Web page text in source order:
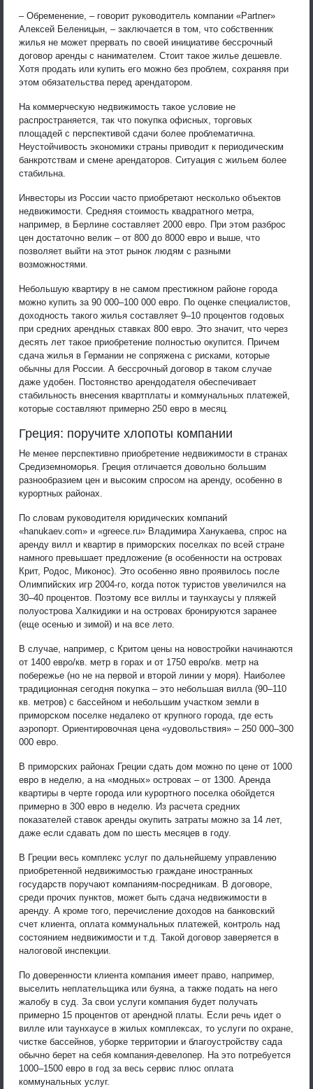
– Обременение, – говорит руководитель компании «Partner»
Алексей Беленицын, – заключается в том, что собственник
жилья не может прервать по своей инициативе бессрочный
договор аренды с нанимателем. Стоит такое жилье дешевле.
Хотя продать или купить его можно без проблем, сохраняя при
этом обязательства перед арендатором.
На коммерческую недвижимость такое условие не
распространяется, так что покупка офисных, торговых
площадей с перспективой сдачи более проблематична.
Неустойчивость экономики страны приводит к периодическим
банкротствам и смене арендаторов. Ситуация с жильем более
стабильна.
Инвесторы из России часто приобретают несколько объектов
недвижимости. Средняя стоимость квадратного метра,
например, в Берлине составляет 2000 евро. При этом разброс
цен достаточно велик – от 800 до 8000 евро и выше, что
позволяет выйти на этот рынок людям с разными
возможностями.
Небольшую квартиру в не самом престижном районе города
можно купить за 90 000–100 000 евро. По оценке специалистов,
доходность такого жилья составляет 9–10 процентов годовых
при средних арендных ставках 800 евро. Это значит, что через
десять лет такое приобретение полностью окупится. Причем
сдача жилья в Германии не сопряжена с рисками, которые
обычны для России. А бессрочный договор в таком случае
даже удобен. Постоянство арендодателя обеспечивает
стабильность внесения квартплаты и коммунальных платежей,
которые составляют примерно 250 евро в месяц.
Греция: поручите хлопоты компании
Не менее перспективно приобретение недвижимости в странах
Средиземноморья. Греция отличается довольно большим
разнообразием цен и высоким спросом на аренду, особенно в
курортных районах.
По словам руководителя юридических компаний
«hanukaev.com» и «greece.ru» Владимира Ханукаева, спрос на
аренду вилл и квартир в приморских поселках по всей стране
намного превышает предложение (в особенности на островах
Крит, Родос, Миконос). Это особенно явно проявилось после
Олимпийских игр 2004-го, когда поток туристов увеличился на
30–40 процентов. Поэтому все виллы и таунхаусы у пляжей
полуострова Халкидики и на островах бронируются заранее
(еще осенью и зимой) и на все лето.
В случае, например, с Критом цены на новостройки начинаются
от 1400 евро/кв. метр в горах и от 1750 евро/кв. метр на
побережье (но не на первой и второй линии у моря). Наиболее
традиционная сегодня покупка – это небольшая вилла (90–110
кв. метров) с бассейном и небольшим участком земли в
приморском поселке недалеко от крупного города, где есть
аэропорт. Ориентировочная цена «удовольствия» – 250 000–300
000 евро.
В приморских районах Греции сдать дом можно по цене от 1000
евро в неделю, а на «модных» островах – от 1300. Аренда
квартиры в черте города или курортного поселка обойдется
примерно в 300 евро в неделю. Из расчета средних
показателей ставок аренды окупить затраты можно за 14 лет,
даже если сдавать дом по шесть месяцев в году.
В Греции весь комплекс услуг по дальнейшему управлению
приобретенной недвижимостью граждане иностранных
государств поручают компаниям-посредникам. В договоре,
среди прочих пунктов, может быть сдача недвижимости в
аренду. А кроме того, перечисление доходов на банковский
счет клиента, оплата коммунальных платежей, контроль над
состоянием недвижимости и т.д. Такой договор заверяется в
налоговой инспекции.
По доверенности клиента компания имеет право, например,
выселить неплательщика или буяна, а также подать на него
жалобу в суд. За свои услуги компания будет получать
примерно 15 процентов от арендной платы. Если речь идет о
вилле или таунхаусе в жилых комплексах, то услуги по охране,
чистке бассейнов, уборке территории и благоустройству сада
обычно берет на себя компания-девелопер. На это потребуется
1000–1500 евро в год за весь сервис плюс оплата
коммунальных услуг.